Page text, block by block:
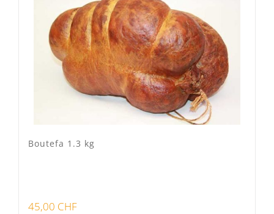
Veau Lo VÎ(0)
Volaille Suisse(0)
Panier(0)
Poste standard(3)
Retrait à Sévery(0)
Boutefa 1.3 kg
45,00 CHF